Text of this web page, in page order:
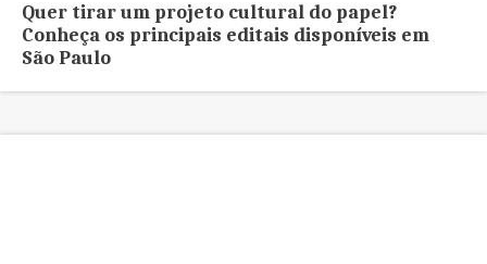
Quer tirar um projeto cultural do papel?
Conheça os principais editais disponíveis em
São Paulo